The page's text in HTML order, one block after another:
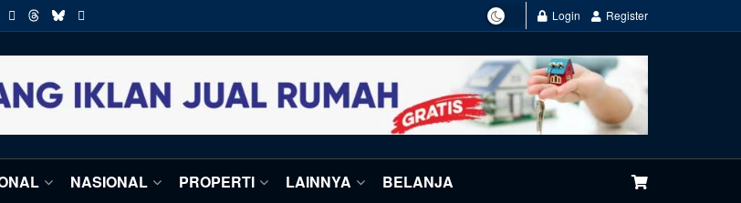
Login Register
NASIONAL PROPERTI LAINNYA BELANJA